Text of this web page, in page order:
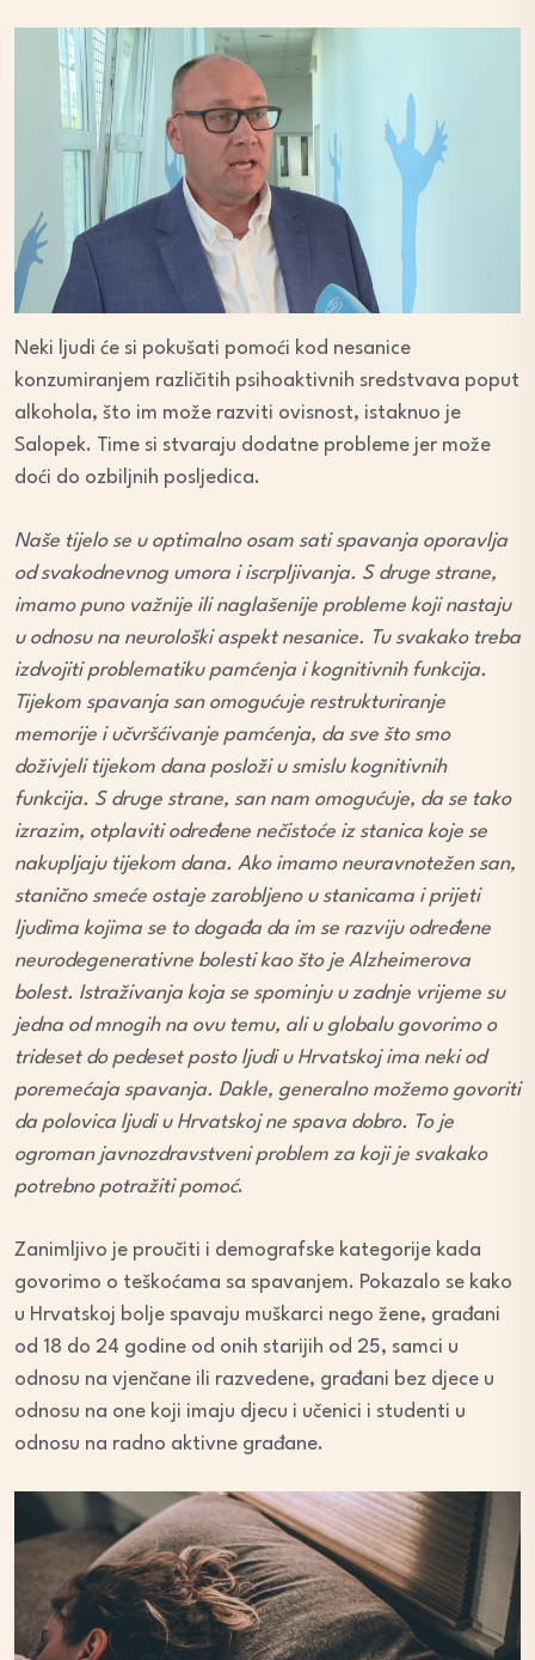
Neki ljudi će si pokušati pomoći kod nesanice
konzumiranjem različitih psihoaktivnih sredstvava poput
alkohola, što im može razviti ovisnost, istaknuo je
Salopek. Time si stvaraju dodatne probleme jer može
doći do ozbiljnih posljedica.
Naše tijelo se u optimalno osam sati spavanja oporavlja
od svakodnevnog umora i iscrpljivanja. S druge strane,
imamo puno važnije ili naglašenije probleme koji nastaju
u odnosu na neurološki aspekt nesanice. Tu svakako treba
izdvojiti problematiku pamćenja i kognitivnih funkcija.
Tijekom spavanja san omogućuje restrukturiranje
memorije i učvršćivanje pamćenja, da sve što smo
doživjeli tijekom dana posloži u smislu kognitivnih
funkcija. S druge strane, san nam omogućuje, da se tako
izrazim, otplaviti određene nečistoće iz stanica koje se
nakupljaju tijekom dana. Ako imamo neuravnotežen san,
stanično smeće ostaje zarobljeno u stanicama i prijeti
ljudima kojima se to događa da im se razviju određene
neurodegenerativne bolesti kao što je Alzheimerova
bolest. Istraživanja koja se spominju u zadnje vrijeme su
jedna od mnogih na ovu temu, ali u globalu govorimo o
trideset do pedeset posto ljudi u Hrvatskoj ima neki od
poremećaja spavanja. Dakle, generalno možemo govoriti
da polovica ljudi u Hrvatskoj ne spava dobro. To je
ogroman javnozdravstveni problem za koji je svakako
potrebno potražiti pomoć.
Zanimljivo je proučiti i demografske kategorije kada
govorimo o teškoćama sa spavanjem. Pokazalo se kako
u Hrvatskoj bolje spavaju muškarci nego žene, građani
od 18 do 24 godine od onih starijih od 25, samci u
odnosu na vjenčane ili razvedene, građani bez djece u
odnosu na one koji imaju djecu i učenici i studenti u
odnosu na radno aktivne građane.